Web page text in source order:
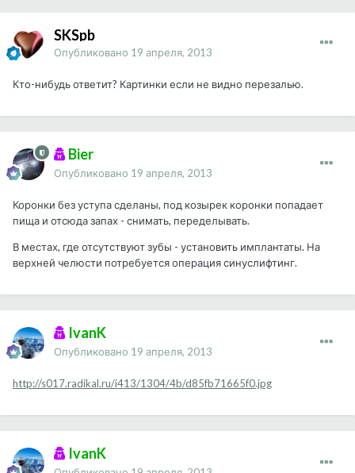
SKSpb
Опубликовано 19 апреля, 2013
Кто-нибудь ответит? Картинки если не видно перезалью.
Bier
Опубликовано 19 апреля, 2013
Коронки без уступа сделаны, под козырек коронки попадает
пища и отсюда запах - снимать, переделывать.
В местах, где отсутствуют зубы - установить имплантаты. На
верхней челюсти потребуется операция синуслифтинг.
IvanK
Опубликовано 19 апреля, 2013
http://s017.radikal.ru/i413/1304/4b/d85fb71665f0.jpg
IvanK